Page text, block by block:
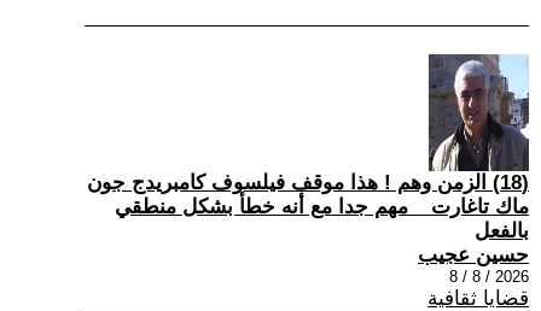
(18) الزمن وهم ! هذا موقف فيلسوف كامبريدج جون
ماك تاغارت _ مهم جدا مع أنه خطأ بشكل منطقي
بالفعل
حسين عجيب
2026 / 8 / 8
قضايا ثقافية